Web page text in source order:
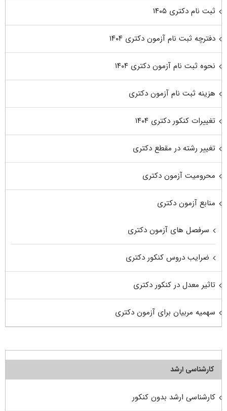
ثبت نام دکتری ۱۴۰۵
دفترچه ثبت نام آزمون دکتری ۱۴۰۴
نحوه ثبت نام آزمون دکتری ۱۴۰۴
هزینه ثبت نام آزمون دکتری
تغییرات کنکور دکتری ۱۴۰۴
تغییر رشته در مقطع دکتری
محرومیت آزمون دکتری
منابع آزمون دکتری
سرفصل های آزمون دکتری
ضرایب دروس کنکور دکتری
تاثیر معدل در کنکور دکتری
سهمیه مربیان برای آزمون دکتری
کارشناسی ارشد
کارشناسی ارشد بدون کنکور